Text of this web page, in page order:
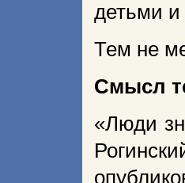
детьми и
Тем не
Смысл
«Люди